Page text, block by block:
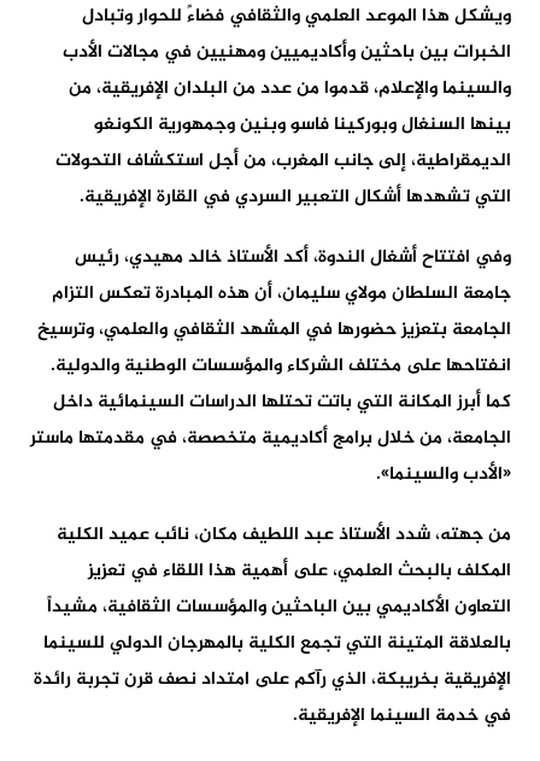
ويشكل هذا الموعد العلمي والثقافي فضاءً للحوار وتبادل
الخبرات بين باحثين وأكاديميين ومهنيين في مجالات الأدب
والسينما والإعلام، قدموا من عدد من البلدان الإفريقية، من
بينها السنغال وبوركينا فاسو وبنين وجمهورية الكونغو
الديمقراطية، إلى جانب المغرب، من أجل استكشاف التحولات
التي تشهدها أشكال التعبير السردي في القارة الإفريقية.
وفي افتتاح أشغال الندوة، أكد الأستاذ خالد مهيدي، رئيس
جامعة السلطان مولاي سليمان، أن هذه المبادرة تعكس التزام
الجامعة بتعزيز حضورها في المشهد الثقافي والعلمي، وترسيخ
انفتاحها على مختلف الشركاء والمؤسسات الوطنية والدولية.
كما أبرز المكانة التي باتت تحتلها الدراسات السينمائية داخل
الجامعة، من خلال برامج أكاديمية متخصصة، في مقدمتها ماستر
«الأدب والسينما».
من جهته، شدد الأستاذ عبد اللطيف مكان، نائب عميد الكلية
المكلف بالبحث العلمي، على أهمية هذا اللقاء في تعزيز
التعاون الأكاديمي بين الباحثين والمؤسسات الثقافية، مشيداً
بالعلاقة المتينة التي تجمع الكلية بالمهرجان الدولي للسينما
الإفريقية بخريبكة، الذي رآكم على امتداد نصف قرن تجربة رائدة
في خدمة السينما الإفريقية.